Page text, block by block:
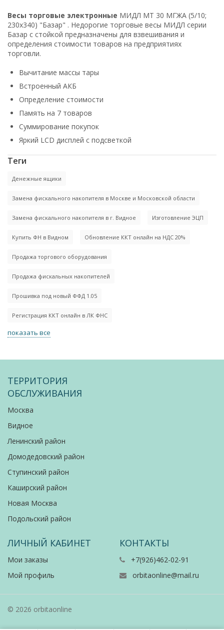
Весы торговые электронные МИДЛ МТ 30 МГЖА (5/10;
230x340) "Базар" . Недорогие торговые весы МИДЛ серии
Базар с стойкой предназначены для взвешивания и
определения стоимости товаров на предприятиях
торговли.
Вычитание массы тары
Встроенный АКБ
Определение стоимости
Память на 7 товаров
Суммирование покупок
Яркий LCD дисплей с подсветкой
Теги
Денежные ящики
Замена фискального накопителя в Москве и Московской области
Замена фискального накопителя в г. Видное Изготовление ЭЦП
Купить ФН в Видном Обновление ККТ онлайн на НДС 20%
Продажа торгового оборудования
Продажа фискальных накопителей
Прошивка под новый ФФД 1.05
Регистрация ККТ онлайн в ЛК ФНС
показать все
ТЕРРИТОРИЯ
ОБСЛУЖИВАНИЯ
Москва
Видное
Ленинский район
Домодедовский район
Ступинский район
Каширский район
Новая Москва
Подольский район
ЛИЧНЫЙ КАБИНЕТ
Мои заказы
Мой профиль
КОНТАКТЫ
+7(926)462-02-91
orbitaonline@mail.ru
© 2026 orbitaonline